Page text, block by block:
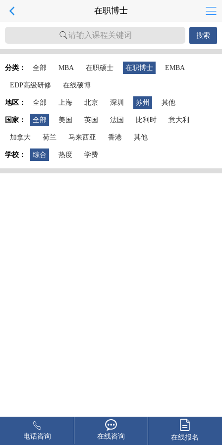
在职博士
请输入课程关键词 搜索
分类： 全部 MBA 在职硕士 在职博士 EMBA
EDP高级研修 在线硕博
地区： 全部 上海 北京 深圳 苏州 其他
国家： 全部 美国 英国 法国 比利时 意大利
加拿大 荷兰 马来西亚 香港 其他
学校： 综合 热度 学费
电话咨询 在线咨询 在线报名